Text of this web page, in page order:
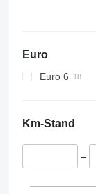
Euro
Euro 6
Km-Stand
–